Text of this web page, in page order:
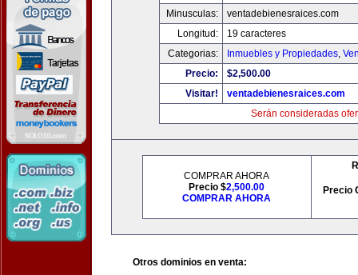
Minusculas:
ventadebienesraices.com
Longitud:
19 caracteres
Categorias:
Inmuebles y Propiedades,
Precio:
$2,500.00
Visitar!
ventadebienesraices.com
Serán consideradas
COMPRAR AHORA
Precio $2,500.00
COMPRAR AHORA
Precio
Otros dominios en venta: